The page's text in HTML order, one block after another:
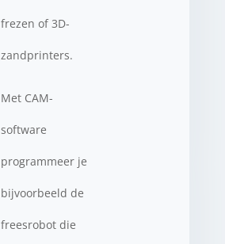
frezen of 3D-
zandprinters.
Met CAM-
software
programmeer je
bijvoorbeeld de
freesrobot die